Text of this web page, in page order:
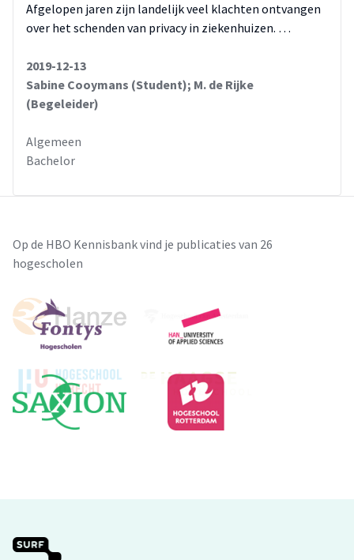
Afgelopen jaren zijn landelijk veel klachten ontvangen
over het schenden van privacy in ziekenhuizen. …
2019-12-13
Sabine Cooymans (Student); M. de Rijke
(Begeleider)
Algemeen
Bachelor
Op de HBO Kennisbank vind je publicaties van 26
hogescholen